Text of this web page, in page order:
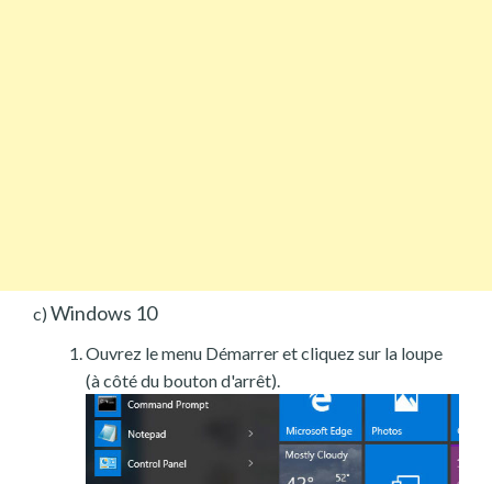
c) Windows 10
Ouvrez le menu Démarrer et cliquez sur la loupe
(à côté du bouton d'arrêt).